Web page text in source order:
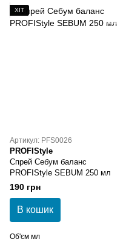
ХІТ
Артикул: PFS0026
PROFIStyle
Спрей Себум баланс
PROFIStyle SEBUM 250 мл
190 грн
В кошик
Об'єм мл